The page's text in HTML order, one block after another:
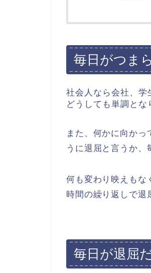
毎日がつま
社会人なら会社、学
どうしても単調とな
また、何かに向かっ
うに退屈と言うか、
何も変わり映えもな
時間の繰り返しで退
毎日が退屈